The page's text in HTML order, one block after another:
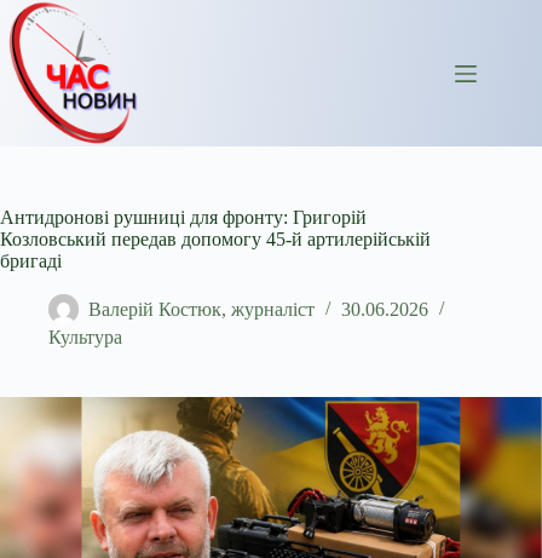
Перейти
до
вмісту
Антидронові рушниці для фронту: Григорій
Козловський передав допомогу 45-й артилерійській
бригаді
Валерій Костюк, журналіст
30.06.2026
Культура